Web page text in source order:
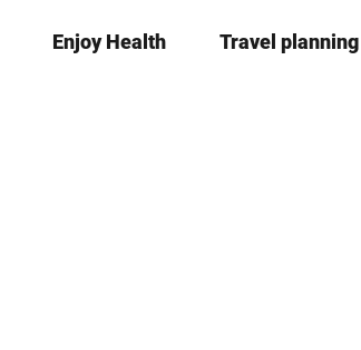
Enjoy Health Travel planning